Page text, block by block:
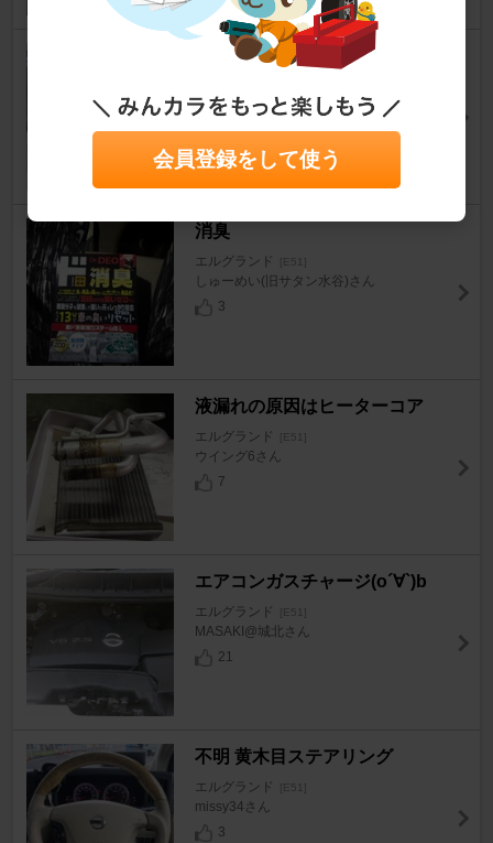
ヘッドライト交換
ｹﾝﾁｬﾝさん
23
消臭
エルグランド [E51]
しゅーめい(旧サタン水谷)さん
3
液漏れの原因はヒーターコア
エルグランド [E51]
ウイング6さん
7
エアコンガスチャージ(o´∀`)b
エルグランド [E51]
MASAKI@城北さん
21
不明 黄木目ステアリング
エルグランド [E51]
missy34さん
3
会員登録をして使う